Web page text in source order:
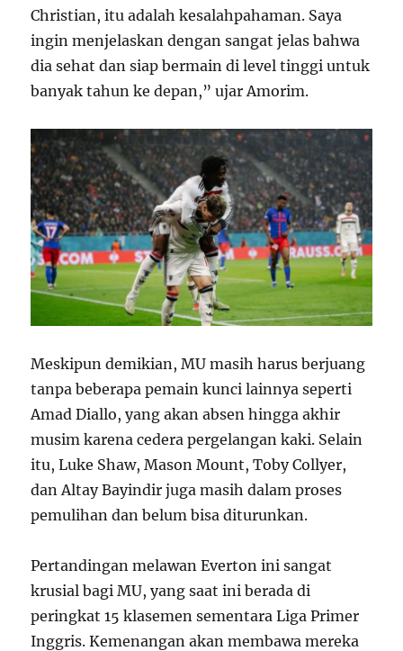
Christian, itu adalah kesalahpahaman. Saya
ingin menjelaskan dengan sangat jelas bahwa
dia sehat dan siap bermain di level tinggi untuk
banyak tahun ke depan,” ujar Amorim.
Meskipun demikian, MU masih harus berjuang
tanpa beberapa pemain kunci lainnya seperti
Amad Diallo, yang akan absen hingga akhir
musim karena cedera pergelangan kaki. Selain
itu, Luke Shaw, Mason Mount, Toby Collyer,
dan Altay Bayindir juga masih dalam proses
pemulihan dan belum bisa diturunkan.
Pertandingan melawan Everton ini sangat
krusial bagi MU, yang saat ini berada di
peringkat 15 klasemen sementara Liga Primer
Inggris. Kemenangan akan membawa mereka